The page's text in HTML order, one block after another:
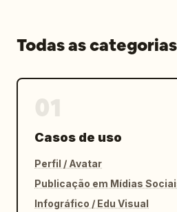
Todas as
Casos de uso
Perfil / Avatar
Publicação em Mídias
Infográfico / Edu Visual